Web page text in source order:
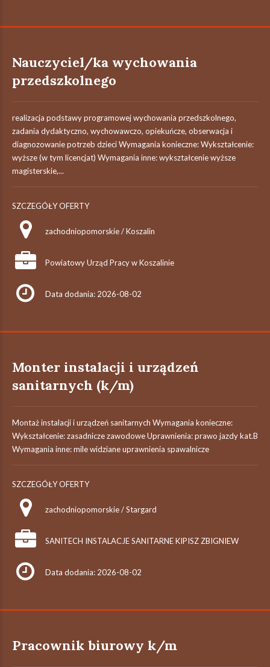
Nauczyciel/ka wychowania
przedszkolnego
realizacja podstawy programowej wychowania przedszkolnego,
zadania dydaktyczno, wychowawczo, opiekuńcze, obserwacja i
diagnozowanie potrzeb dzieci Wymagania konieczne: Wykształcenie:
wyższe (w tym licencjat) Wymagania inne: wykształcenie wyższe
magisterskie,...
SZCZEGÓŁY OFERTY
zachodniopomorskie / Koszalin
Powiatowy Urząd Pracy w Koszalinie
Data dodania: 2026-08-02
Monter instalacji i urządzeń
sanitarnych (k/m)
Montaż instalacji i urządzeń sanitarnych Wymagania konieczne:
Wykształcenie: zasadnicze zawodowe Uprawnienia: prawo jazdy kat.B
Wymagania inne: mile widziane uprawnienia spawalnicze
SZCZEGÓŁY OFERTY
zachodniopomorskie / Stargard
SANITECH INSTALACJE SANITARNE KIPISZ ZBIGNIEW
Data dodania: 2026-08-02
Pracownik biurowy k/m